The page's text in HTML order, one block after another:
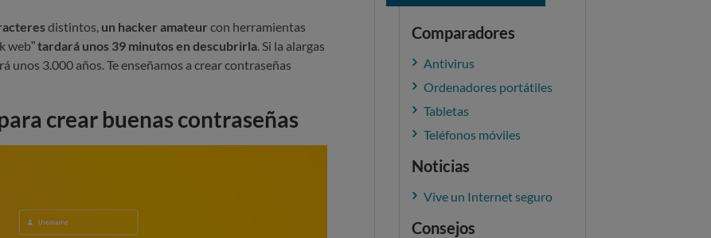
distintos, un hacker amateur con herramientas
web”tardará unos 39 minutos en descubrirla. Si la alargas
unos 3.000 años. Te enseñamos a crear contraseñas
crear buenas contraseñas
Comparadores
Antivirus
Ordenadores portátiles
Tabletas
Teléfonos móviles
Noticias
Vive un Internet seguro
Consejos